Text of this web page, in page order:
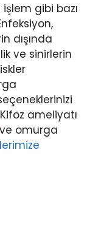
gibi bazı
dışında
ve sinirlerin
ameliyatı
ve omurga